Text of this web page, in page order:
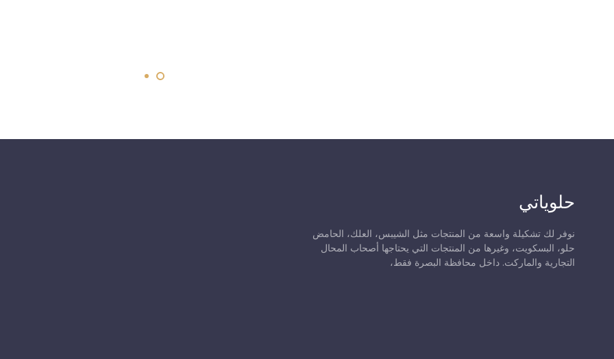
حلوياتي
نوفر لك تشكيلة واسعة من المنتجات مثل الشيبس، العلك، الحامض
حلو، البسكويت، وغيرها من المنتجات التي يحتاجها أصحاب المحال
التجارية والماركت. داخل محافظة البصرة فقط،